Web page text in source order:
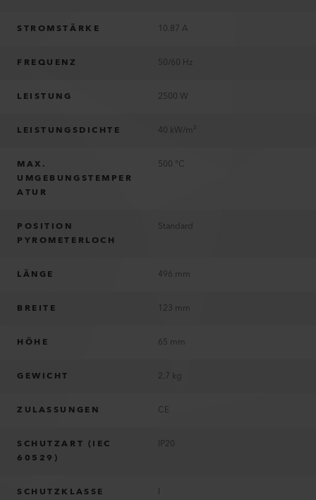
STROMSTÄRKE 10.87 A
FREQUENZ 50/60 Hz
LEISTUNG 2500 W
LEISTUNGSDICHTE 40 kW/m²
MAX.
UMGEBUNGSTEMPER
ATUR
500 °C
POSITION
PYROMETERLOCH
Standard
LÄNGE 496 mm
BREITE 123 mm
HÖHE 65 mm
GEWICHT 2.7 kg
ZULASSUNGEN CE
SCHUTZART (IEC
60529)
IP20
SCHUTZKLASSE I